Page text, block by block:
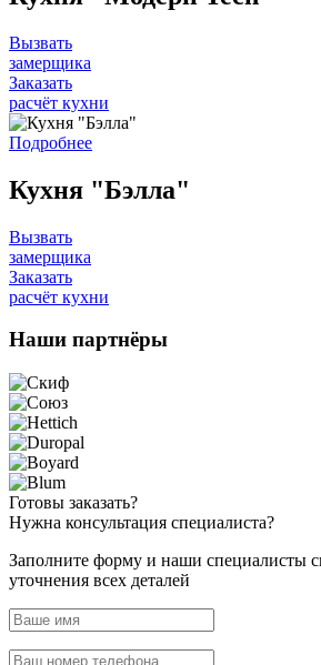
Вызвать
замерщика
Заказать
расчёт кухни
Подробнее
Кухня "Бэлла"
Вызвать
замерщика
Заказать
расчёт кухни
Наши партнёры
Готовы заказать?
Нужна консультация специалиста?
Заполните форму и наши специалисты
уточнения всех деталей